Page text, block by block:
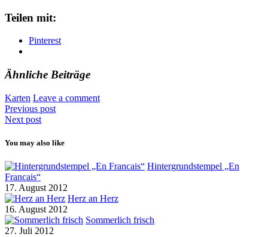
Teilen mit:
Pinterest
Ähnliche Beiträge
Karten Leave a comment
Previous post
Next post
You may also like
Hintergrundstempel „En
Francais“
17. August 2012
Herz an Herz
16. August 2012
Sommerlich frisch
27. Juli 2012